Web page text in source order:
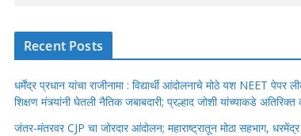
Recent Posts
धर्मेंद्र प्रधान यांचा राजीनामा : विद्यार्थी आंदोलनाचे मोठे यश NEET पेपर
शिक्षण मंत्र्यांनी घेतली नैतिक जबाबदारी; प्रल्हाद जोशी यांच्याकडे अतिरिक्त
जंतर-मंतरवर CJP चा जोरदार आंदोलन; महाराष्ट्रातून मोठा सहभाग, धरमेंद्र